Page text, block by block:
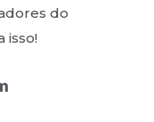
do
isso!